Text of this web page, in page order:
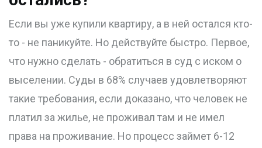
Если вы уже купили квартиру, а в ней остался кто-
то - не паникуйте. Но действуйте быстро. Первое,
что нужно сделать - обратиться в суд с иском о
выселении. Суды в 68% случаев удовлетворяют
такие требования, если доказано, что человек не
платил за жилье, не проживал там и не имел
права на проживание. Но процесс займет 6-12